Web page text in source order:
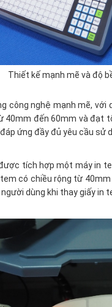
Thiết kế mạnh mẽ và độ
công nghệ mạnh mẽ, với
đến 60mm và đạt
ứng đầy đủ yêu cầu sử
tích hợp một máy in
có chiều rộng từ
dùng khi thay giấy in